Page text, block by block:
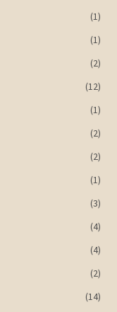
(1)
(1)
(2)
(12)
(1)
(2)
(2)
(1)
(3)
(4)
(4)
(2)
(14)